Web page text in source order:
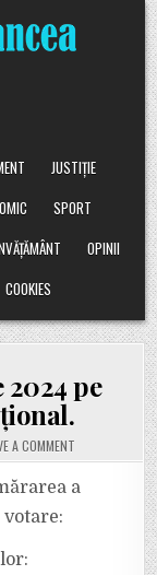
JUSTIȚIE
SPORT
OPINII
COOKIES
pe
A COMMENT
REZULTATE
PARLAMENTARE
2024
PE
a